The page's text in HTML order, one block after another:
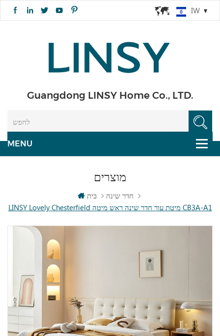
IW
Guangdong LINSY Home Co., LTD.
מוצרים
בית
חדר שינה
LINSY Lovely Chesterfield מיטת עור חדר שינה ראש מיטה CB3A-A1